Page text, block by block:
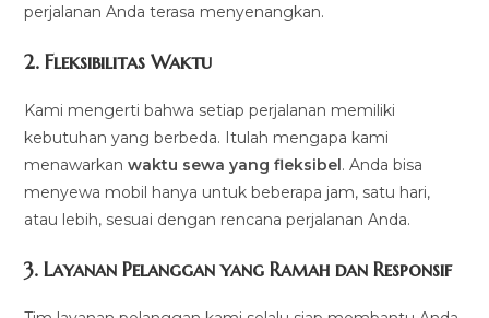
perjalanan Anda terasa menyenangkan.
2.Fleksibilitas Waktu
Kami mengerti bahwa setiap perjalanan memiliki
kebutuhan yang berbeda. Itulah mengapa kami
menawarkanwaktu sewa yang fleksibel. Anda bisa
menyewa mobil hanya untuk beberapa jam, satu hari,
atau lebih, sesuai dengan rencana perjalanan Anda.
3.Layanan Pelanggan yang Ramah dan Responsif